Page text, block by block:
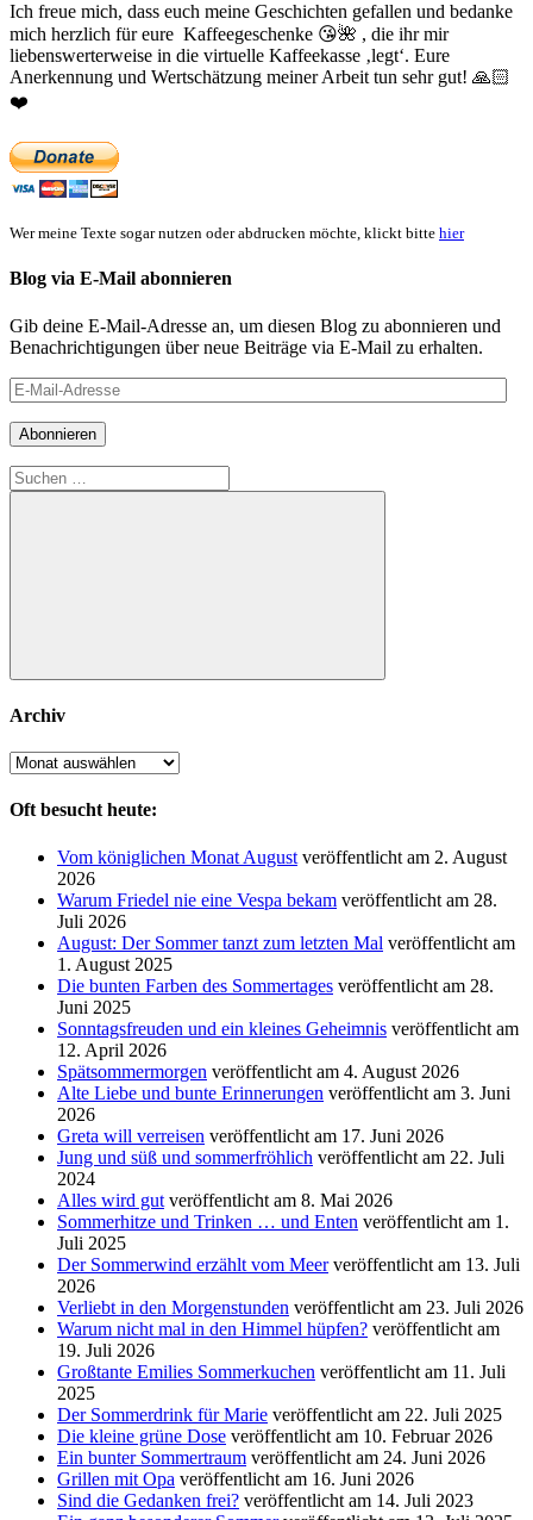
Ich freue mich, dass euch meine Geschichten gefallen und bedanke
mich herzlich für eure Kaffeegeschenke 😘🌺 , die ihr mir
liebenswerterweise in die virtuelle Kaffeekasse ‚legt‘. Eure
Anerkennung und Wertschätzung meiner Arbeit tun sehr gut! 🙏🏻
❤️
Wer meine Texte sogar nutzen oder abdrucken möchte, klickt bitte hier
Blog via E-Mail abonnieren
Gib deine E-Mail-Adresse an, um diesen Blog zu abonnieren und
Benachrichtigungen über neue Beiträge via E-Mail zu erhalten.
E-
Mail-
Adresse
Abonnieren
Suchen
nach:
Suchen
Archiv
Archiv
Oft besucht heute:
Vom königlichen Monat August veröffentlicht am 2. August
2026
Warum Friedel nie eine Vespa bekam veröffentlicht am 28.
Juli 2026
August: Der Sommer tanzt zum letzten Mal veröffentlicht am
1. August 2025
Die bunten Farben des Sommertages veröffentlicht am 28.
Juni 2025
Sonntagsfreuden und ein kleines Geheimnis veröffentlicht am
12. April 2026
Spätsommermorgen veröffentlicht am 4. August 2026
Alte Liebe und bunte Erinnerungen veröffentlicht am 3. Juni
2026
Greta will verreisen veröffentlicht am 17. Juni 2026
Jung und süß und sommerfröhlich veröffentlicht am 22. Juli
2024
Alles wird gut veröffentlicht am 8. Mai 2026
Sommerhitze und Trinken … und Enten veröffentlicht am 1.
Juli 2025
Der Sommerwind erzählt vom Meer veröffentlicht am 13. Juli
2026
Verliebt in den Morgenstunden veröffentlicht am 23. Juli 2026
Warum nicht mal in den Himmel hüpfen? veröffentlicht am
19. Juli 2026
Großtante Emilies Sommerkuchen veröffentlicht am 11. Juli
2025
Der Sommerdrink für Marie veröffentlicht am 22. Juli 2025
Die kleine grüne Dose veröffentlicht am 10. Februar 2026
Ein bunter Sommertraum veröffentlicht am 24. Juni 2026
Grillen mit Opa veröffentlicht am 16. Juni 2026
Sind die Gedanken frei? veröffentlicht am 14. Juli 2023